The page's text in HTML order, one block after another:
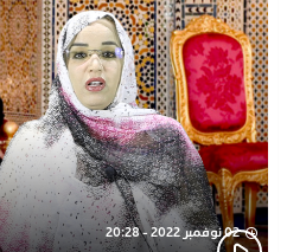
02 نوفمبر 2022 - 20:28